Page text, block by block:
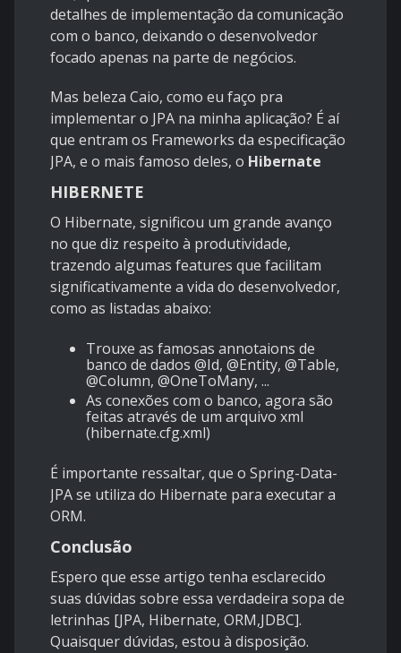
detalhes de implementação da comunicação
com o banco, deixando o desenvolvedor
focado apenas na parte de negócios.
Mas beleza Caio, como eu faço pra
implementar o JPA na minha aplicação? É aí
que entram os Frameworks da especificação
JPA, e o mais famoso deles, o Hibernate
HIBERNETE
O Hibernate, significou um grande avanço
no que diz respeito à produtividade,
trazendo algumas features que facilitam
significativamente a vida do desenvolvedor,
como as listadas abaixo:
Trouxe as famosas annotaions de
banco de dados @Id, @Entity, @Table,
@Column, @OneToMany, ...
As conexões com o banco, agora são
feitas através de um arquivo xml
(hibernate.cfg.xml)
É importante ressaltar, que o Spring-Data-
JPA se utiliza do Hibernate para executar a
ORM.
Conclusão
Espero que esse artigo tenha esclarecido
suas dúvidas sobre essa verdadeira sopa de
letrinhas [JPA, Hibernate, ORM,JDBC].
Quaisquer dúvidas, estou à disposição.